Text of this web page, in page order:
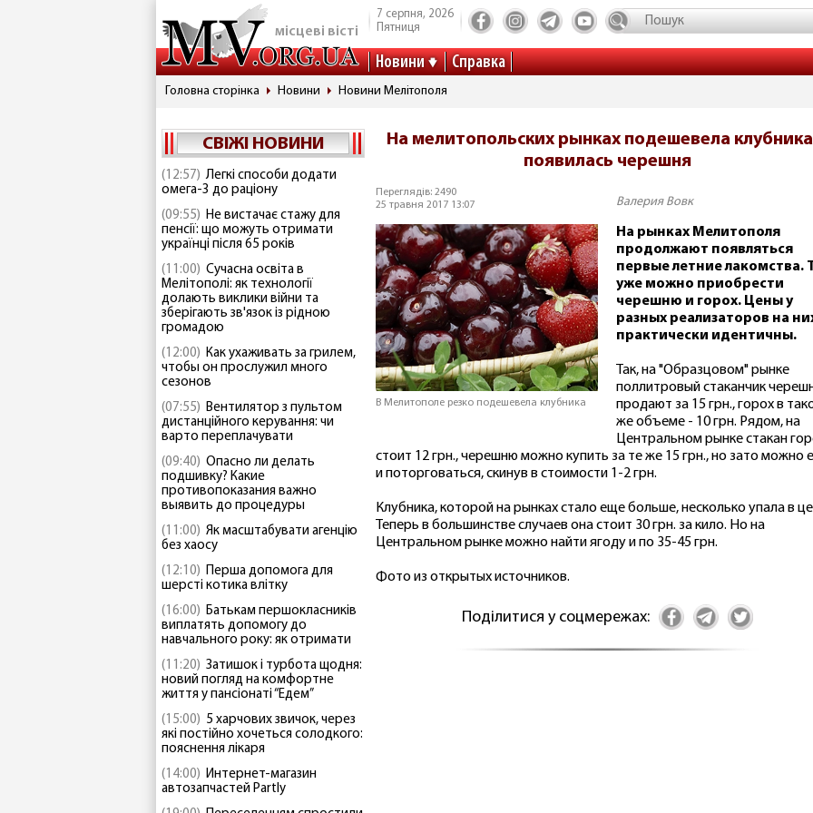
місцеві вісті
7 серпня, 2026
Пятниця
Новини Справка
Головна сторінка Новини Новини Мелітополя
СВІЖІ НОВИНИ
(12:57) Легкі способи додати
омега-3 до раціону
(09:55) Не вистачає стажу для
пенсії: що можуть отримати
українці після 65 років
(11:00) Сучасна освіта в
Мелітополі: як технології
долають виклики війни та
зберігають зв'язок із рідною
громадою
(12:00) Как ухаживать за грилем,
чтобы он прослужил много
сезонов
(07:55) Вентилятор з пультом
дистанційного керування: чи
варто переплачувати
(09:40) Опасно ли делать
подшивку? Какие
противопоказания важно
выявить до процедуры
(11:00) Як масштабувати агенцію
без хаосу
(12:10) Перша допомога для
шерсті котика влітку
(16:00) Батькам першокласників
виплатять допомогу до
навчального року: як отримати
(11:20) Затишок і турбота щодня:
новий погляд на комфортне
життя у пансіонаті “Едем”
(15:00) 5 харчових звичок, через
які постійно хочеться солодкого:
пояснення лікаря
(14:00) Интернет-магазин
автозапчастей Partly
На мелитопольских рынках подешевела
появилась черешня
Переглядів: 2490
25 травня 2017 13:07
Валерия Вовк
В Мелитополе резко подешевела клубника
На рынках Мелитополя
продолжают появляться
первые летние лакомства.
уже можно приобрести
черешню и горох. Цены у
разных реализаторов на
практически идентичны.
Так, на "Образцовом" рынке
поллитровый стаканчик
продают за 15 грн., горох в
же объеме - 10 грн. Рядом, на
Центральном рынке стакан
стоит 12 грн., черешню можно купить за те же 15 грн., но зато можно
и поторговаться, скинув в стоимости 1-2 грн.
Клубника, которой на рынках стало еще больше, несколько упала в
Теперь в большинстве случаев она стоит 30 грн. за кило. Но на
Центральном рынке можно найти ягоду и по 35-45 грн.
Фото из открытых источников.
Поділитися у соцмережах: